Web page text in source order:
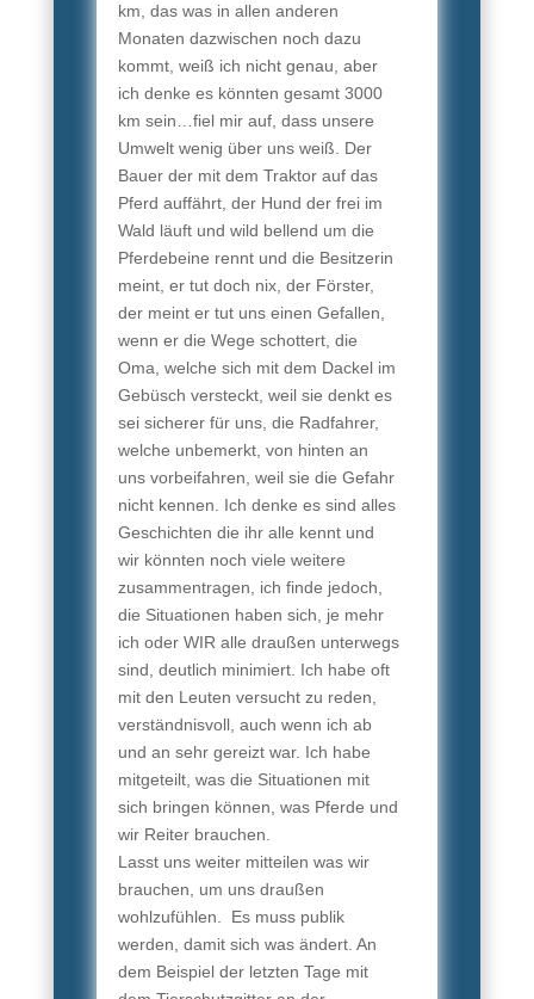
km, das was in allen anderen
Monaten dazwischen noch dazu
kommt, weiß ich nicht genau, aber
ich denke es könnten gesamt 3000
km sein…fiel mir auf, dass unsere
Umwelt wenig über uns weiß. Der
Bauer der mit dem Traktor auf das
Pferd auffährt, der Hund der frei im
Wald läuft und wild bellend um die
Pferdebeine rennt und die Besitzerin
meint, er tut doch nix, der Förster,
der meint er tut uns einen Gefallen,
wenn er die Wege schottert, die
Oma, welche sich mit dem Dackel im
Gebüsch versteckt, weil sie denkt es
sei sicherer für uns, die Radfahrer,
welche unbemerkt, von hinten an
uns vorbeifahren, weil sie die Gefahr
nicht kennen. Ich denke es sind alles
Geschichten die ihr alle kennt und
wir könnten noch viele weitere
zusammentragen, ich finde jedoch,
die Situationen haben sich, je mehr
ich oder WIR alle draußen unterwegs
sind, deutlich minimiert. Ich habe oft
mit den Leuten versucht zu reden,
verständnisvoll, auch wenn ich ab
und an sehr gereizt war. Ich habe
mitgeteilt, was die Situationen mit
sich bringen können, was Pferde und
wir Reiter brauchen.
Lasst uns weiter mitteilen was wir
brauchen, um uns draußen
wohlzufühlen. Es muss publik
werden, damit sich was ändert. An
dem Beispiel der letzten Tage mit